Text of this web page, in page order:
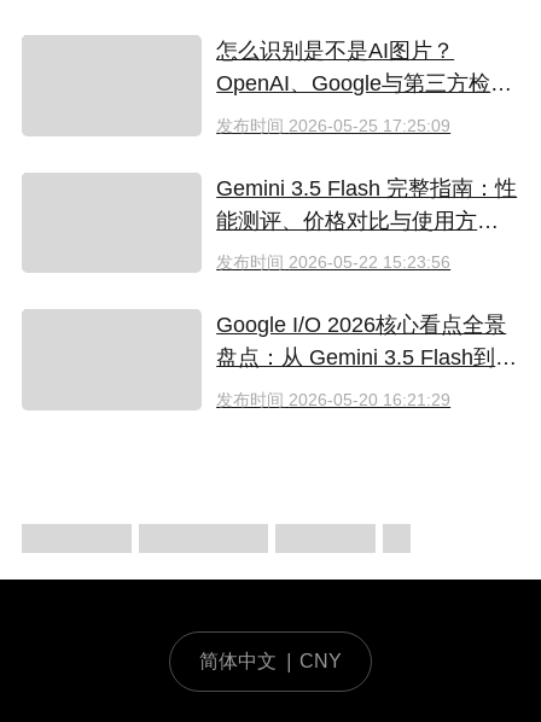
怎么识别是不是AI图片？
OpenAI、Google与第三方检测
工具对比
发布时间 2026-05-25 17:25:09
Gemini 3.5 Flash 完整指南：性
能测评、价格对比与使用方法
（2026）
发布时间 2026-05-22 15:23:56
Google I/O 2026核心看点全景
盘点：从 Gemini 3.5 Flash到全
新AI智能体生态
发布时间 2026-05-20 16:21:29
简体中文 CNY